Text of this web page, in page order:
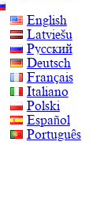
English
Latviešu
Русский
Deutsch
Français
Italiano
Polski
Español
Português